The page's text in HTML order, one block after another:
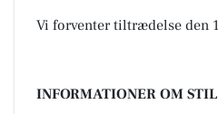
Vi forventer tiltrædelse den
INFORMATIONER OM